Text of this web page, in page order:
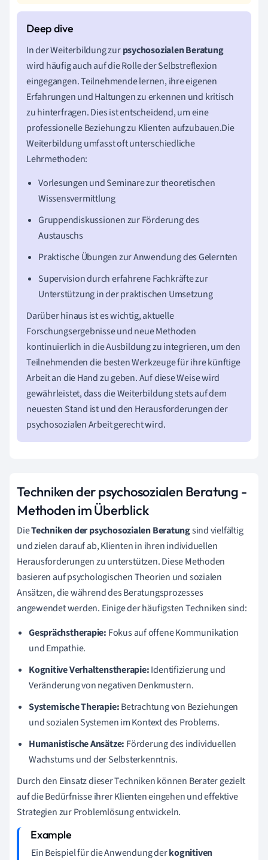
In der Weiterbildung zurpsychosozialen Beratung
wird häufig auch auf die Rolle der Selbstreflexion
eingegangen. Teilnehmende lernen, ihre eigenen
Erfahrungen und Haltungen zu erkennen und kritisch
zu hinterfragen. Dies ist entscheidend, um eine
professionelle Beziehung zu Klienten aufzubauen.Die
Weiterbildung umfasst oft unterschiedliche
Lehrmethoden:
Vorlesungen und Seminare zur theoretischen
Wissensvermittlung
Gruppendiskussionen zur Förderung des
Austauschs
Praktische Übungen zur Anwendung des Gelernten
Supervision durch erfahrene Fachkräfte zur
Unterstützung in der praktischen Umsetzung
Darüber hinaus ist es wichtig, aktuelle
Forschungsergebnisse und neue Methoden
kontinuierlich in die Ausbildung zu integrieren, um den
Teilnehmenden die besten Werkzeuge für ihre künftige
Arbeit an die Hand zu geben. Auf diese Weise wird
gewährleistet, dass die Weiterbildung stets auf dem
neuesten Stand ist und den Herausforderungen der
psychosozialen Arbeit gerecht wird.
Techniken der psychosozialen Beratung -
Methoden im Überblick
DieTechniken der psychosozialen Beratungsind vielfältig
und zielen darauf ab, Klienten in ihren individuellen
Herausforderungen zu unterstützen. Diese Methoden
basieren auf psychologischen Theorien und sozialen
Ansätzen, die während des Beratungsprozesses
angewendet werden. Einige der häufigsten Techniken sind:
Gesprächstherapie: Fokus auf offene Kommunikation
und Empathie.
Kognitive Verhaltenstherapie:Identifizierung und
Veränderung von negativen Denkmustern.
Systemische Therapie:Betrachtung von Beziehungen
und sozialen Systemen im Kontext des Problems.
Humanistische Ansätze: Förderung des individuellen
Wachstums und der Selbsterkenntnis.
Durch den Einsatz dieser Techniken können Berater gezielt
auf die Bedürfnisse ihrer Klienten eingehen und effektive
Strategien zur Problemlösung entwickeln.
Ein Beispiel für die Anwendung derkognitiven